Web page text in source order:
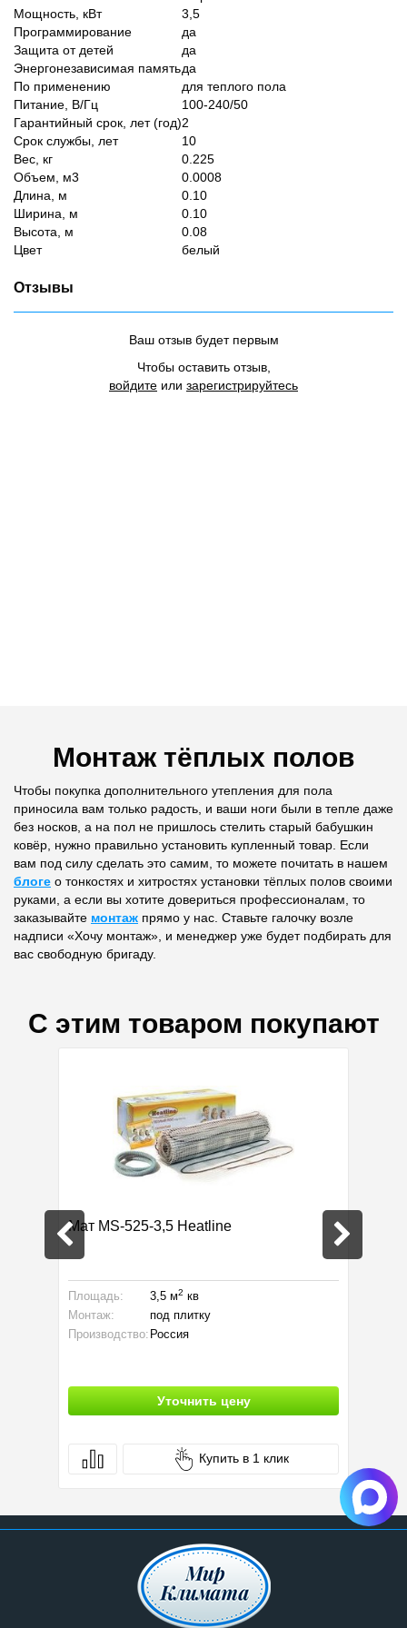
Мощность, кВт
3,5
Программирование
да
Защита от детей
да
Энергонезависимая памятьда
По применению
для теплого пола
Питание, В/Гц
100-240/50
Гарантийный срок, лет (год)2
Срок службы, лет
10
Вес, кг
0.225
Объем, м3
0.0008
Длина, м
0.10
Ширина, м
0.10
Высота, м
0.08
Цвет
белый
Отзывы
Ваш отзыв будет первым
Чтобы оставить отзыв,
войдите или зарегистрируйтесь
Монтаж тёплых полов
Чтобы покупка дополнительного утепления для пола
приносила вам только радость, и ваши ноги были в тепле даже
без носков, а на пол не пришлось стелить старый бабушкин
ковёр, нужно правильно установить купленный товар. Если
вам под силу сделать это самим, то можете почитать в нашем
блоге о тонкостях и хитростях установки тёплых полов своими
руками, а если вы хотите довериться профессионалам, то
заказывайте монтаж прямо у нас. Ставьте галочку возле
надписи «Хочу монтаж», и менеджер уже будет подбирать для
вас свободную бригаду.
С этим товаром покупают
Мат MS-525-3,5 Heatline
Площадь: 3,5 м2 кв
Монтаж:
под плитку
Производство: Россия
Уточнить цену
Купить в 1 клик